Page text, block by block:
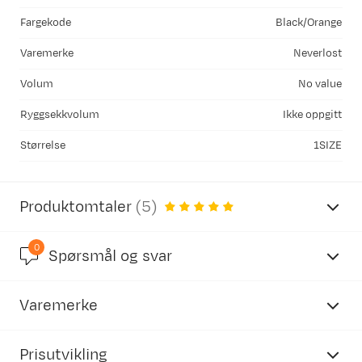
Fargekode Black/Orange
Varemerke Neverlost
Volum No value
Ryggsekkvolum Ikke oppgitt
Størrelse 1SIZE
Produktomtaler (5)
5.0
0 Spørsmål og svar
Varemerke
Prisutvikling